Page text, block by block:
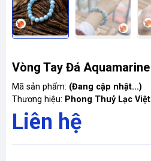
Vòng Tay Đá Aquamarine
Mã sản phẩm: (Đang cập nhật...)
Thương hiệu: Phong Thuỷ Lạc Việt
Liên hệ